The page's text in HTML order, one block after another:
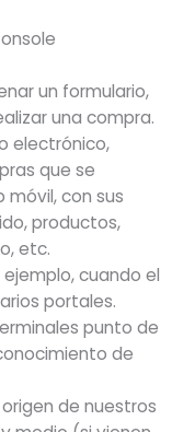
un formulario,
una compra.
electrónico,
que se
móvil, con sus
productos,
etc.
cuando el
portales.
punto de
de
de nuestros